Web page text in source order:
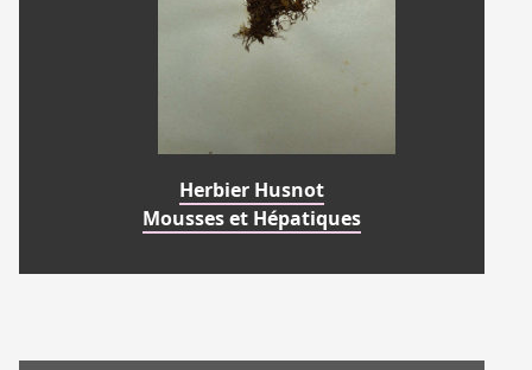
Herbier Husnot
Mousses et Hépatiques